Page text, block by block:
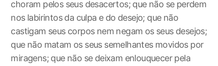
choram pelos seus desacertos; que não se perdem
nos labirintos da culpa e do desejo; que não
castigam seus corpos nem negam os seus desejos;
que não matam os seus semelhantes movidos por
miragens; que não se deixam enlouquecer pela